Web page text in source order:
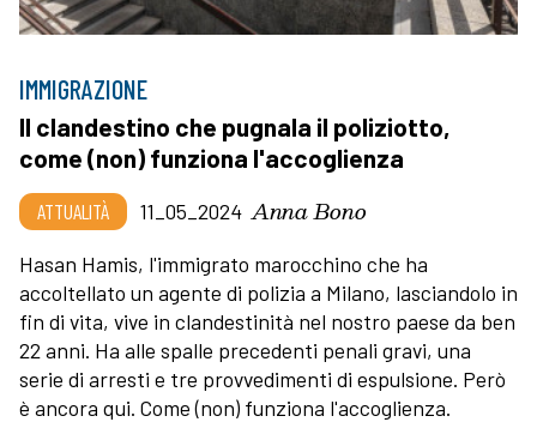
IMMIGRAZIONE
Il clandestino che pugnala il poliziotto,
come (non) funziona l'accoglienza
ATTUALITÀ 11_05_2024 Anna Bono
Hasan Hamis, l'immigrato marocchino che ha
accoltellato un agente di polizia a Milano, lasciandolo in
fin di vita, vive in clandestinità nel nostro paese da ben
22 anni. Ha alle spalle precedenti penali gravi, una
serie di arresti e tre provvedimenti di espulsione. Però
è ancora qui. Come (non) funziona l'accoglienza.